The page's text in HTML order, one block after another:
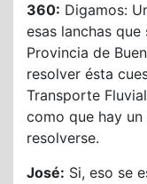
360: Digamos:
esas lanchas
Provincia de
resolver ésta
Transporte
como que hay
resolverse.
José: Si, eso se